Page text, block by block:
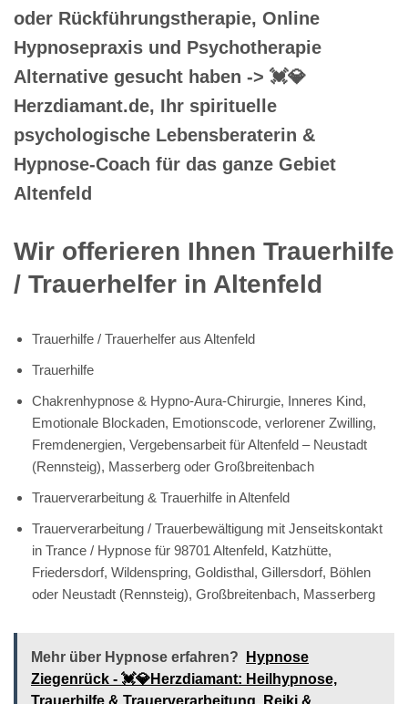
oder Rückführungstherapie, Online
Hypnosepraxis und Psychotherapie
Alternative gesucht haben -> 💓️💎
Herzdiamant.de, Ihr spirituelle
psychologische Lebensberaterin &
Hypnose-Coach für das ganze Gebiet
Altenfeld
Wir offerieren Ihnen Trauerhilfe
/ Trauerhelfer in Altenfeld
Trauerhilfe / Trauerhelfer aus Altenfeld
Trauerhilfe
Chakrenhypnose & Hypno-Aura-Chirurgie, Inneres Kind,
Emotionale Blockaden, Emotionscode, verlorener Zwilling,
Fremdenergien, Vergebensarbeit für Altenfeld – Neustadt
(Rennsteig), Masserberg oder Großbreitenbach
Trauerverarbeitung & Trauerhilfe in Altenfeld
Trauerverarbeitung / Trauerbewältigung mit Jenseitskontakt
in Trance / Hypnose für 98701 Altenfeld, Katzhütte,
Friedersdorf, Wildenspring, Goldisthal, Gillersdorf, Böhlen
oder Neustadt (Rennsteig), Großbreitenbach, Masserberg
Mehr über Hypnose erfahren?
Hypnose
Ziegenrück - 💓️💎Herzdiamant: Heilhypnose,
Trauerhilfe & Trauerverarbeitung, Reiki &